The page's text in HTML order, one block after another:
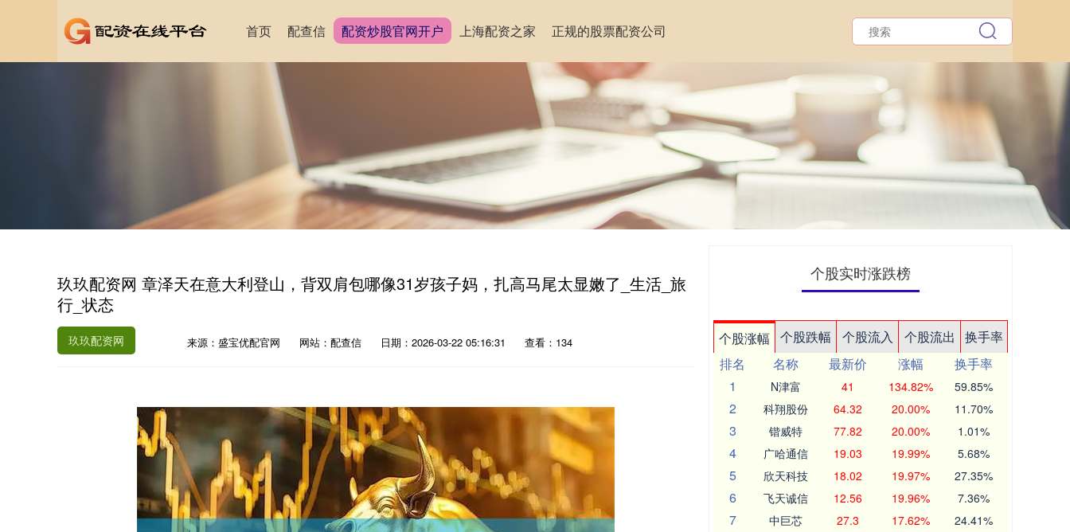
首页 配查信 配资炒股官网开户 上海配资之家 正规的股票配资公司
玖玖配资网 章泽天在意大利登山，背双肩包哪像31岁孩子妈，扎高马尾太显嫩了_生活_旅
行_状态
玖玖配资网 来源：盛宝优配官网 网站：配查信 日期：2026-03-22 05:16:31 查看：134
个股实时涨跌榜
个股涨幅 个股跌幅 个股流入 个股流出
换手率
排名
名称 最新价 涨幅
换手率
1
N津富 41 134.82% 59.85%
2 科翔股份 64.32 20.00% 11.70%
3 锴威特 77.82 20.00% 1.01%
4 广哈通信 19.03 19.99% 5.68%
5 欣天科技 18.02 19.97% 27.35%
6 飞天诚信 12.56 19.96% 7.36%
7 中巨芯 27.3 17.62% 24.41%